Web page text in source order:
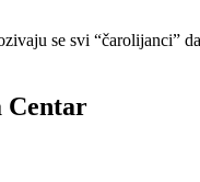
se svi “čarolijanci”
Centar